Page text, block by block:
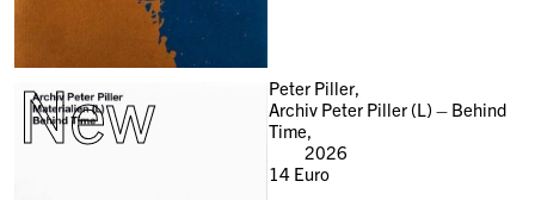
New
Peter Piller,
Archiv Peter Piller (L) – Behind
Time,
2026
14Euro